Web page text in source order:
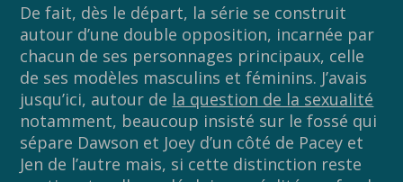
De fait, dès le départ, la série se construit
autour d’une double opposition, incarnée par
chacun de ses personnages principaux, celle
de ses modèles masculins et féminins. J’avais
jusqu’ici, autour de la question de la sexualité
notamment, beaucoup insisté sur le fossé qui
sépare Dawson et Joey d’un côté de Pacey et
Jen de l’autre mais, si cette distinction reste